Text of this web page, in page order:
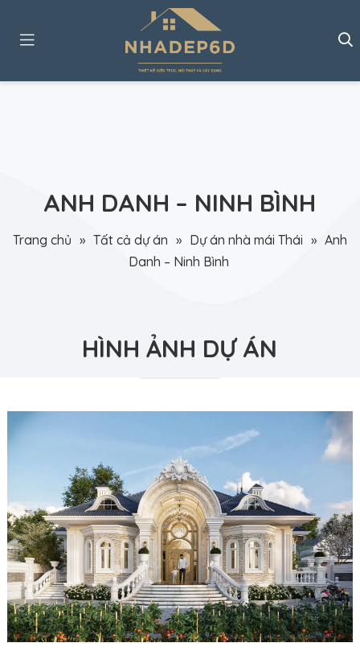
ANH DANH – NINH BÌNH
Trang chủ » Tất cả dự án » Dự án nhà mái Thái » Anh
Danh – Ninh Bình
HÌNH ẢNH DỰ ÁN